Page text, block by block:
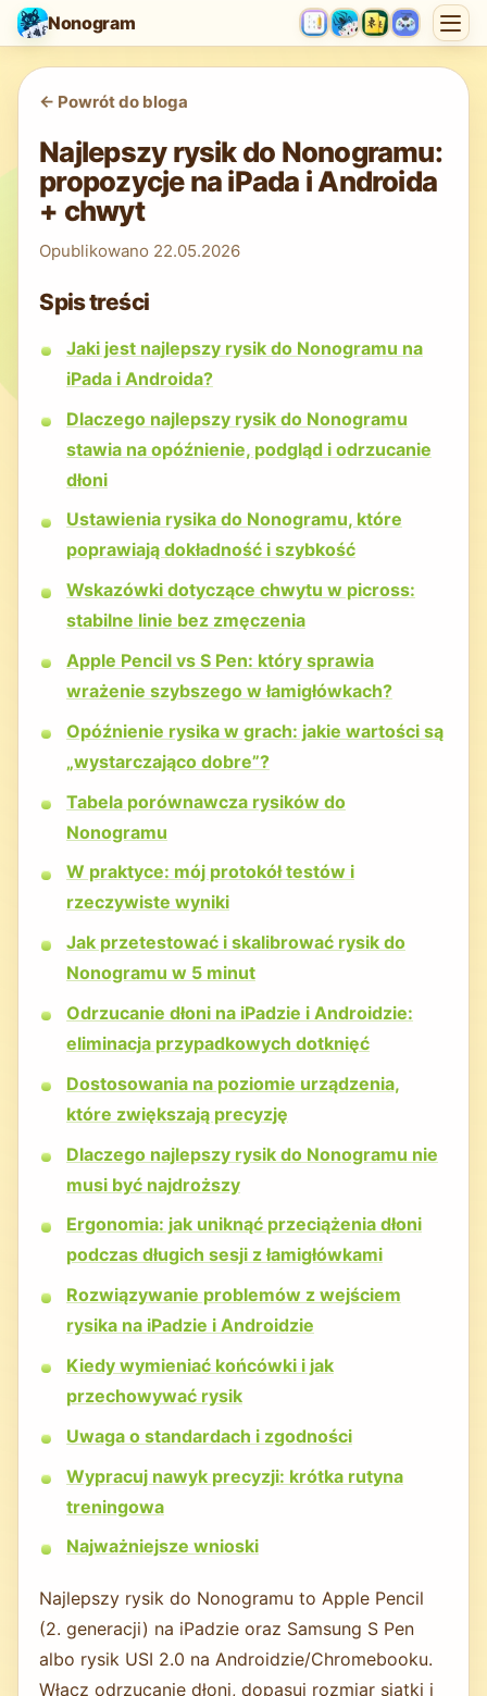
Nonogram
<- Powrót do bloga
Najlepszy rysik do Nonogramu:
propozycje na iPada i Androida
+ chwyt
Opublikowano 22.05.2026
Spis treści
Jaki jest najlepszy rysik do Nonogramu na
iPada i Androida?
Dlaczego najlepszy rysik do Nonogramu
stawia na opóźnienie, podgląd i odrzucanie
dłoni
Ustawienia rysika do Nonogramu, które
poprawiają dokładność i szybkość
Wskazówki dotyczące chwytu w picross:
stabilne linie bez zmęczenia
Apple Pencil vs S Pen: który sprawia
wrażenie szybszego w łamigłówkach?
Opóźnienie rysika w grach: jakie wartości są
„wystarczająco dobre”?
Tabela porównawcza rysików do
Nonogramu
W praktyce: mój protokół testów i
rzeczywiste wyniki
Jak przetestować i skalibrować rysik do
Nonogramu w 5 minut
Odrzucanie dłoni na iPadzie i Androidzie:
eliminacja przypadkowych dotknięć
Dostosowania na poziomie urządzenia,
które zwiększają precyzję
Dlaczego najlepszy rysik do Nonogramu nie
musi być najdroższy
Ergonomia: jak uniknąć przeciążenia dłoni
podczas długich sesji z łamigłówkami
Rozwiązywanie problemów z wejściem
rysika na iPadzie i Androidzie
Kiedy wymieniać końcówki i jak
przechowywać rysik
Uwaga o standardach i zgodności
Wypracuj nawyk precyzji: krótka rutyna
treningowa
Najważniejsze wnioski
Najlepszy rysik do Nonogramu to Apple Pencil
(2. generacji) na iPadzie oraz Samsung S Pen
albo rysik USI 2.0 na Androidzie/Chromebooku.
Włącz odrzucanie dłoni, dopasuj rozmiar siatki i